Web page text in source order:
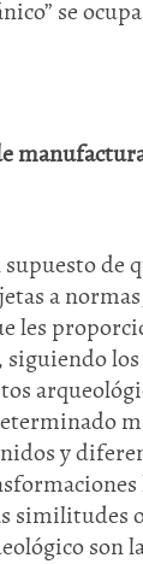
se
de
a
les
y
similitudes
son